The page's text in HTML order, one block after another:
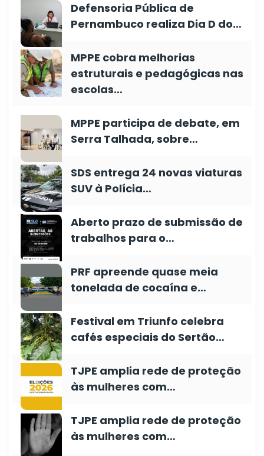
Defensoria Pública de
Pernambuco realiza Dia D do…
MPPE cobra melhorias
estruturais e pedagógicas nas
escolas…
MPPE participa de debate, em
Serra Talhada, sobre…
SDS entrega 24 novas viaturas
SUV à Polícia…
Aberto prazo de submissão de
trabalhos para o…
PRF apreende quase meia
tonelada de cocaína e…
Festival em Triunfo celebra
cafés especiais do Sertão…
TJPE amplia rede de proteção
às mulheres com…
TJPE amplia rede de proteção
às mulheres com…